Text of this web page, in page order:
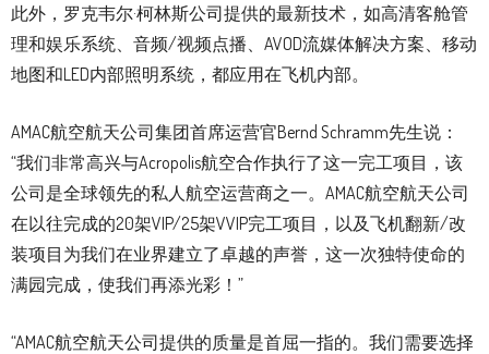
此外，罗克韦尔·柯林斯公司提供的最新技术，如高清客舱管
理和娱乐系统、音频/视频点播、AVOD流媒体解决方案、移动
地图和LED内部照明系统，都应用在飞机内部。
AMAC航空航天公司集团首席运营官Bernd Schramm先生说：
“我们非常高兴与Acropolis航空合作执行了这一完工项目，该
公司是全球领先的私人航空运营商之一。AMAC航空航天公司
在以往完成的20架VIP/25架VVIP完工项目，以及飞机翻新/改
装项目为我们在业界建立了卓越的声誉，这一次独特使命的
满园完成，使我们再添光彩！”
“AMAC航空航天公司提供的质量是首屈一指的。我们需要选择